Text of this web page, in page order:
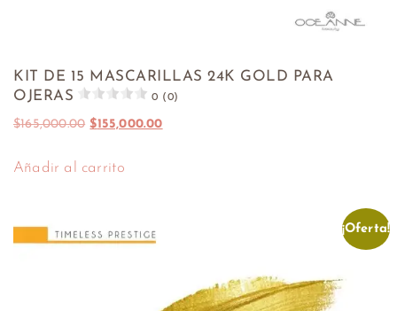
KIT DE 15 MASCARILLAS 24K GOLD PARA
OJERAS
0 (0)
$165,000.00 $155,000.00
Añadir al carrito
¡Oferta!